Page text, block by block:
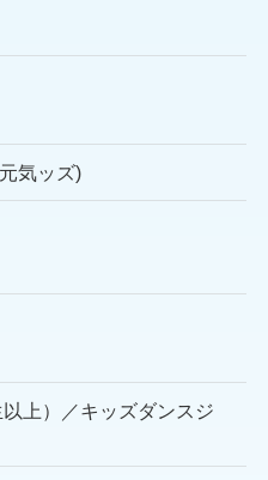
気ッズ)
上）／キッズダンスジ